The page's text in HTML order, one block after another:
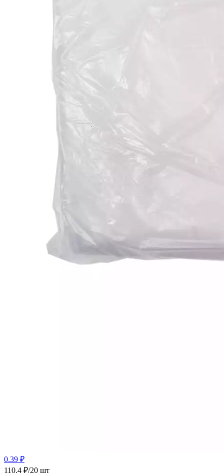
0.39 ₽
110.4 ₽/20 шт